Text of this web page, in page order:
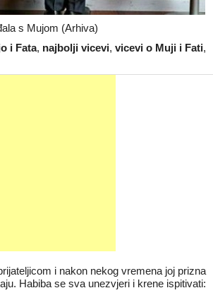
s Mujom (Arhiva)
i Fata, najbolji vicevi, vicevi o Muji i Fati,
i nakon nekog vremena joj prizna
Habiba se sva unezvjeri i krene ispitivati: